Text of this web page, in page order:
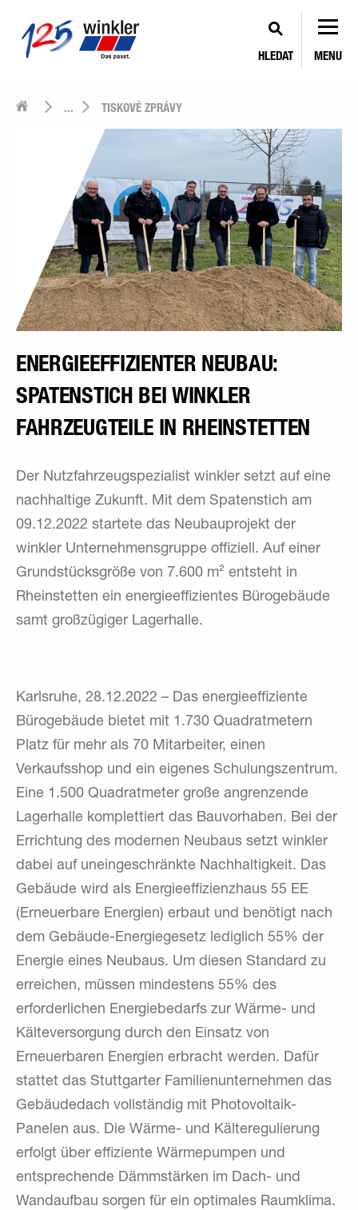
HLEDAT MENU
... TISKOVÉ ZPRÁVY
ENERGIEEFFIZIENTER NEUBAU:
SPATENSTICH BEI WINKLER
FAHRZEUGTEILE IN ­RHEINSTETTEN
Der Nutzfahrzeugspezialist winkler setzt auf eine
nachhaltige Zukunft. Mit dem Spatenstich am
09.12.2022 startete das Neubauprojekt der
winkler Unternehmensgruppe offiziell. Auf einer
Grundstücksgröße von 7.600 m² entsteht in
Rheinstetten ein energieeffizientes Bürogebäude
samt großzügiger Lagerhalle.
Karlsruhe, 28.12.2022 – Das energieeffiziente
Bürogebäude bietet mit 1.730 Quadratmetern
Platz für mehr als 70 Mitarbeiter, einen
Verkaufsshop und ein eigenes Schulungszentrum.
Eine 1.500 Quadratmeter große angrenzende
Lagerhalle komplettiert das Bauvorhaben. Bei der
Errichtung des modernen Neubaus setzt winkler
dabei auf uneingeschränkte Nachhaltigkeit. Das
Gebäude wird als Energieeffizienzhaus 55 EE
(Erneuerbare Energien) erbaut und benötigt nach
dem Gebäude-Energiegesetz lediglich 55% der
Energie eines Neubaus. Um diesen Standard zu
erreichen, müssen mindestens 55% des
erforderlichen Energiebedarfs zur Wärme- und
Kälteversorgung durch den Einsatz von
Erneuerbaren Energien erbracht werden. Dafür
stattet das Stuttgarter Familienunternehmen das
Gebäudedach vollständig mit Photovoltaik-
Panelen aus. Die Wärme- und Kälteregulierung
erfolgt über effiziente Wärmepumpen und
entsprechende Dämmstärken im Dach- und
Wandaufbau sorgen für ein optimales Raumklima.